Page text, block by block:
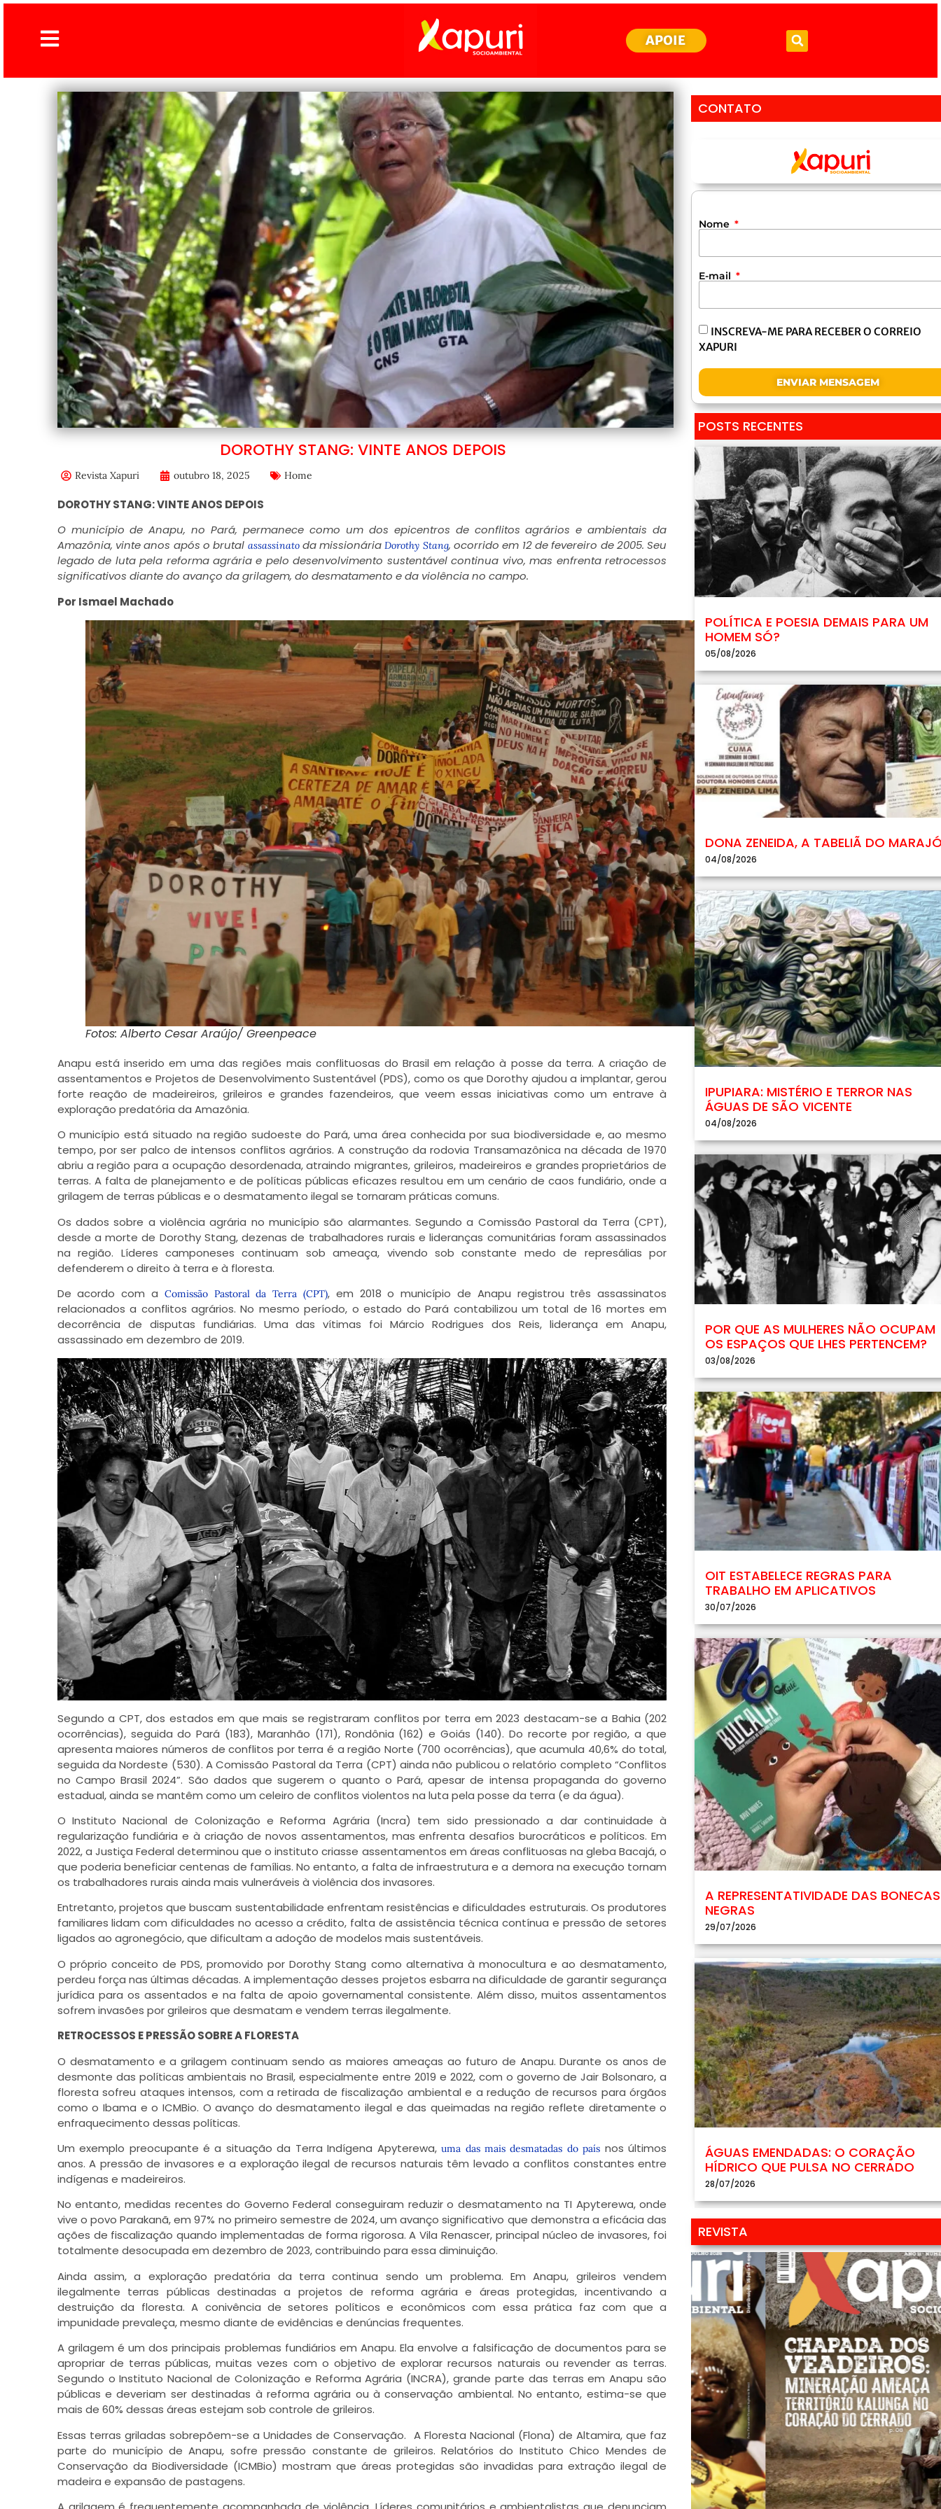
APOIE
DOROTHY STANG: VINTE ANOS DEPOIS
Revista Xapuri outubro 18, 2025 Home
DOROTHY STANG:VINTE ANOS DEPOIS
O município de Anapu, no Pará, permanece como um dos epicentros de conflitos agrários e ambientais da
Amazônia, vinte anos após o brutal assassinatoda missionária Dorothy Stang,ocorrido em 12 de fevereiro de 2005. Seu
legado de luta pela reforma agrária e pelo desenvolvimento sustentável continua vivo, mas enfrenta retrocessos
significativos diante do avanço da grilagem, do desmatamento e da violência no campo.
Por Ismael Machado
Fotos: Alberto Cesar Araújo/ Greenpeace
Anapu está inserido em uma das regiões mais conflituosas do Brasil em relação à posse da terra. A criação de
assentamentos e Projetos de Desenvolvimento Sustentável (PDS), como os que Dorothy ajudou a implantar, gerou
forte reação de madeireiros, grileiros e grandes fazendeiros, que veem essas iniciativas como um entrave à
exploração predatória da Amazônia.
O município está situado na região sudoeste do Pará, uma área conhecida por sua biodiversidade e, ao mesmo
tempo, por ser palco de intensos conflitos agrários. A construção da rodovia Transamazônica na década de 1970
abriu a região para a ocupação desordenada, atraindo migrantes, grileiros, madeireiros e grandes proprietários de
terras. A falta de planejamento e de políticas públicas eficazes resultou em um cenário de caos fundiário, onde a
grilagem de terras públicas e o desmatamento ilegal se tornaram práticas comuns.
Os dados sobre a violência agrária no município são alarmantes. Segundo a Comissão Pastoral da Terra (CPT),
desde a morte de Dorothy Stang, dezenas de trabalhadores rurais e lideranças comunitárias foram assassinados
na região. Líderes camponeses continuam sob ameaça, vivendo sob constante medo de represálias por
defenderem o direito à terra e à floresta.
De acordo com a Comissão Pastoral da Terra (CPT), em 2018 o município de Anapu registrou três assassinatos
relacionados a conflitos agrários. No mesmo período, o estado do Pará contabilizou um total de 16 mortes em
decorrência de disputas fundiárias. Uma das vítimas foi Márcio Rodrigues dos Reis, liderança em Anapu,
assassinado em dezembro de 2019.
Segundo a CPT, dos estados em que mais se registraram conflitos por terra em 2023 destacam-se a Bahia (202
ocorrências), seguida do Pará (183), Maranhão (171), Rondônia (162) e Goiás (140). Do recorte por região, a que
apresenta maiores números de conflitos por terra é a região Norte (700 ocorrências), que acumula 40,6% do total,
seguida da Nordeste (530). A Comissão Pastoral da Terra (CPT) ainda não publicou o relatório completo “Conflitos
no Campo Brasil 2024”. São dados que sugerem o quanto o Pará, apesar de intensa propaganda do governo
estadual, ainda se mantêm como um celeiro de conflitos violentos na luta pela posse da terra (e da água).
O Instituto Nacional de Colonização e Reforma Agrária (Incra) tem sido pressionado a dar continuidade à
regularização fundiária e à criação de novos assentamentos, mas enfrenta desafios burocráticos e políticos. Em
2022, a Justiça Federal determinou que o instituto criasse assentamentos em áreas conflituosas na gleba Bacajá, o
que poderia beneficiar centenas de famílias. No entanto, a falta de infraestrutura e a demora na execução tornam
os trabalhadores rurais ainda mais vulneráveis à violência dos invasores.
Entretanto, projetos que buscam sustentabilidade enfrentam resistências e dificuldades estruturais. Os produtores
familiares lidam com dificuldades no acesso a crédito, falta de assistência técnica contínua e pressão de setores
ligados ao agronegócio, que dificultam a adoção de modelos mais sustentáveis.
O próprio conceito de PDS, promovido por Dorothy Stang como alternativa à monocultura e ao desmatamento,
perdeu força nas últimas décadas. A implementação desses projetos esbarra na dificuldade de garantir segurança
jurídica para os assentados e na falta de apoio governamental consistente. Além disso, muitos assentamentos
sofrem invasões por grileiros que desmatam e vendem terras ilegalmente.
RETROCESSOS E PRESSÃO SOBRE A FLORESTA
O desmatamento e a grilagem continuam sendo as maiores ameaças ao futuro de Anapu. Durante os anos de
desmonte das políticas ambientais no Brasil, especialmente entre 2019 e 2022, com o governo de Jair Bolsonaro, a
floresta sofreu ataques intensos, com a retirada de fiscalização ambiental e a redução de recursos para órgãos
como o Ibama e o ICMBio. O avanço do desmatamento ilegal e das queimadas na região reflete diretamente o
enfraquecimento dessas políticas.
Um exemplo preocupante é a situação da Terra Indígena Apyterewa,uma das mais desmatadas do país nos últimos
anos. A pressão de invasores e a exploração ilegal de recursos naturais têm levado a conflitos constantes entre
indígenas e madeireiros.
No entanto, medidas recentes do Governo Federal conseguiram reduzir o desmatamento na TI Apyterewa, onde
vive o povo Parakanã, em 97% no primeiro semestre de 2024, um avanço significativo que demonstra a eficácia das
ações de fiscalização quando implementadas de forma rigorosa. A Vila Renascer, principal núcleo de invasores, foi
totalmente desocupada em dezembro de 2023, contribuindo para essa diminuição.
Ainda assim, a exploração predatória da terra continua sendo um problema. Em Anapu, grileiros vendem
ilegalmente terras públicas destinadas a projetos de reforma agrária e áreas protegidas, incentivando a
destruição da floresta. A conivência de setores políticos e econômicos com essa prática faz com que a
impunidade prevaleça, mesmo diante de evidências e denúncias frequentes.
A grilagem é um dos principais problemas fundiários em Anapu. Ela envolve a falsificação de documentos para se
apropriar de terras públicas, muitas vezes com o objetivo de explorar recursos naturais ou revender as terras.
Segundo o Instituto Nacional de Colonização e Reforma Agrária (INCRA), grande parte das terras em Anapu são
públicas e deveriam ser destinadas à reforma agrária ou à conservação ambiental. No entanto, estima-se que
mais de 60% dessas áreas estejam sob controle de grileiros.
Essas terras griladas sobrepõem-se a Unidades de Conservação. A Floresta Nacional (Flona) de Altamira, que faz
parte do município de Anapu, sofre pressão constante de grileiros. Relatórios do Instituto Chico Mendes de
Conservação da Biodiversidade (ICMBio) mostram que áreas protegidas são invadidas para extração ilegal de
madeira e expansão de pastagens.
CONTATO
Nome
E-mail
INSCREVA-ME PARA RECEBER O CORREIO
XAPURI
ENVIAR MENSAGEM
POSTS RECENTES
POLÍTICA E POESIA DEMAIS PARA UM
HOMEM SÓ?
05/08/2026
DONA ZENEIDA, A TABELIÃ DO
04/08/2026
IPUPIARA: MISTÉRIO E TERROR NAS
ÁGUAS DE SÃO VICENTE
04/08/2026
POR QUE AS MULHERES NÃO OCUPAM
OS ESPAÇOS QUE LHES PERTENCEM?
03/08/2026
OIT ESTABELECE REGRAS PARA
TRABALHO EM APLICATIVOS
30/07/2026
A REPRESENTATIVIDADE DAS BONECAS
NEGRAS
29/07/2026
ÁGUAS EMENDADAS: O CORAÇÃO
HÍDRICO QUE PULSA NO CERRADO
28/07/2026
REVISTA